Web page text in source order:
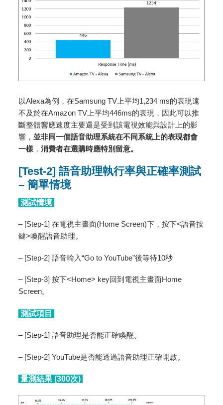
以Alexa為例，在Samsung TV上平均1,234 ms的表現遠
不及於在Amazon TV上平均446ms的表現，因此可以推
斷整體響應速度主要還是受到該電視效能與設計上的影
響， 並非同一個語音助理系統在不同系統上的表現都會
一樣 ，消費者在選購時應特別留意。
[Test-2] 語音助理執行率與正確率測試
– 簡單情境
測試情境
– [Step-1] 在電視主畫面(Home Screen)下，按下<語音按
鍵>喚醒語音助理。
– [Step-2] 語音輸入“Go to YouTube”後等待10秒
– [Step-3] 按下<Home> key回到電視主畫面Home
Screen。
測試項目
– [Step-1] 語音助理是否能正確喚醒。
– [Step-2] YouTube是否能透過語音助理正確開啟。
量測結果 (300次)